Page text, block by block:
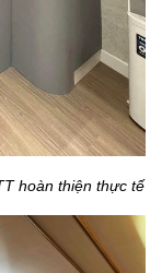
hoàn thiện thực tế